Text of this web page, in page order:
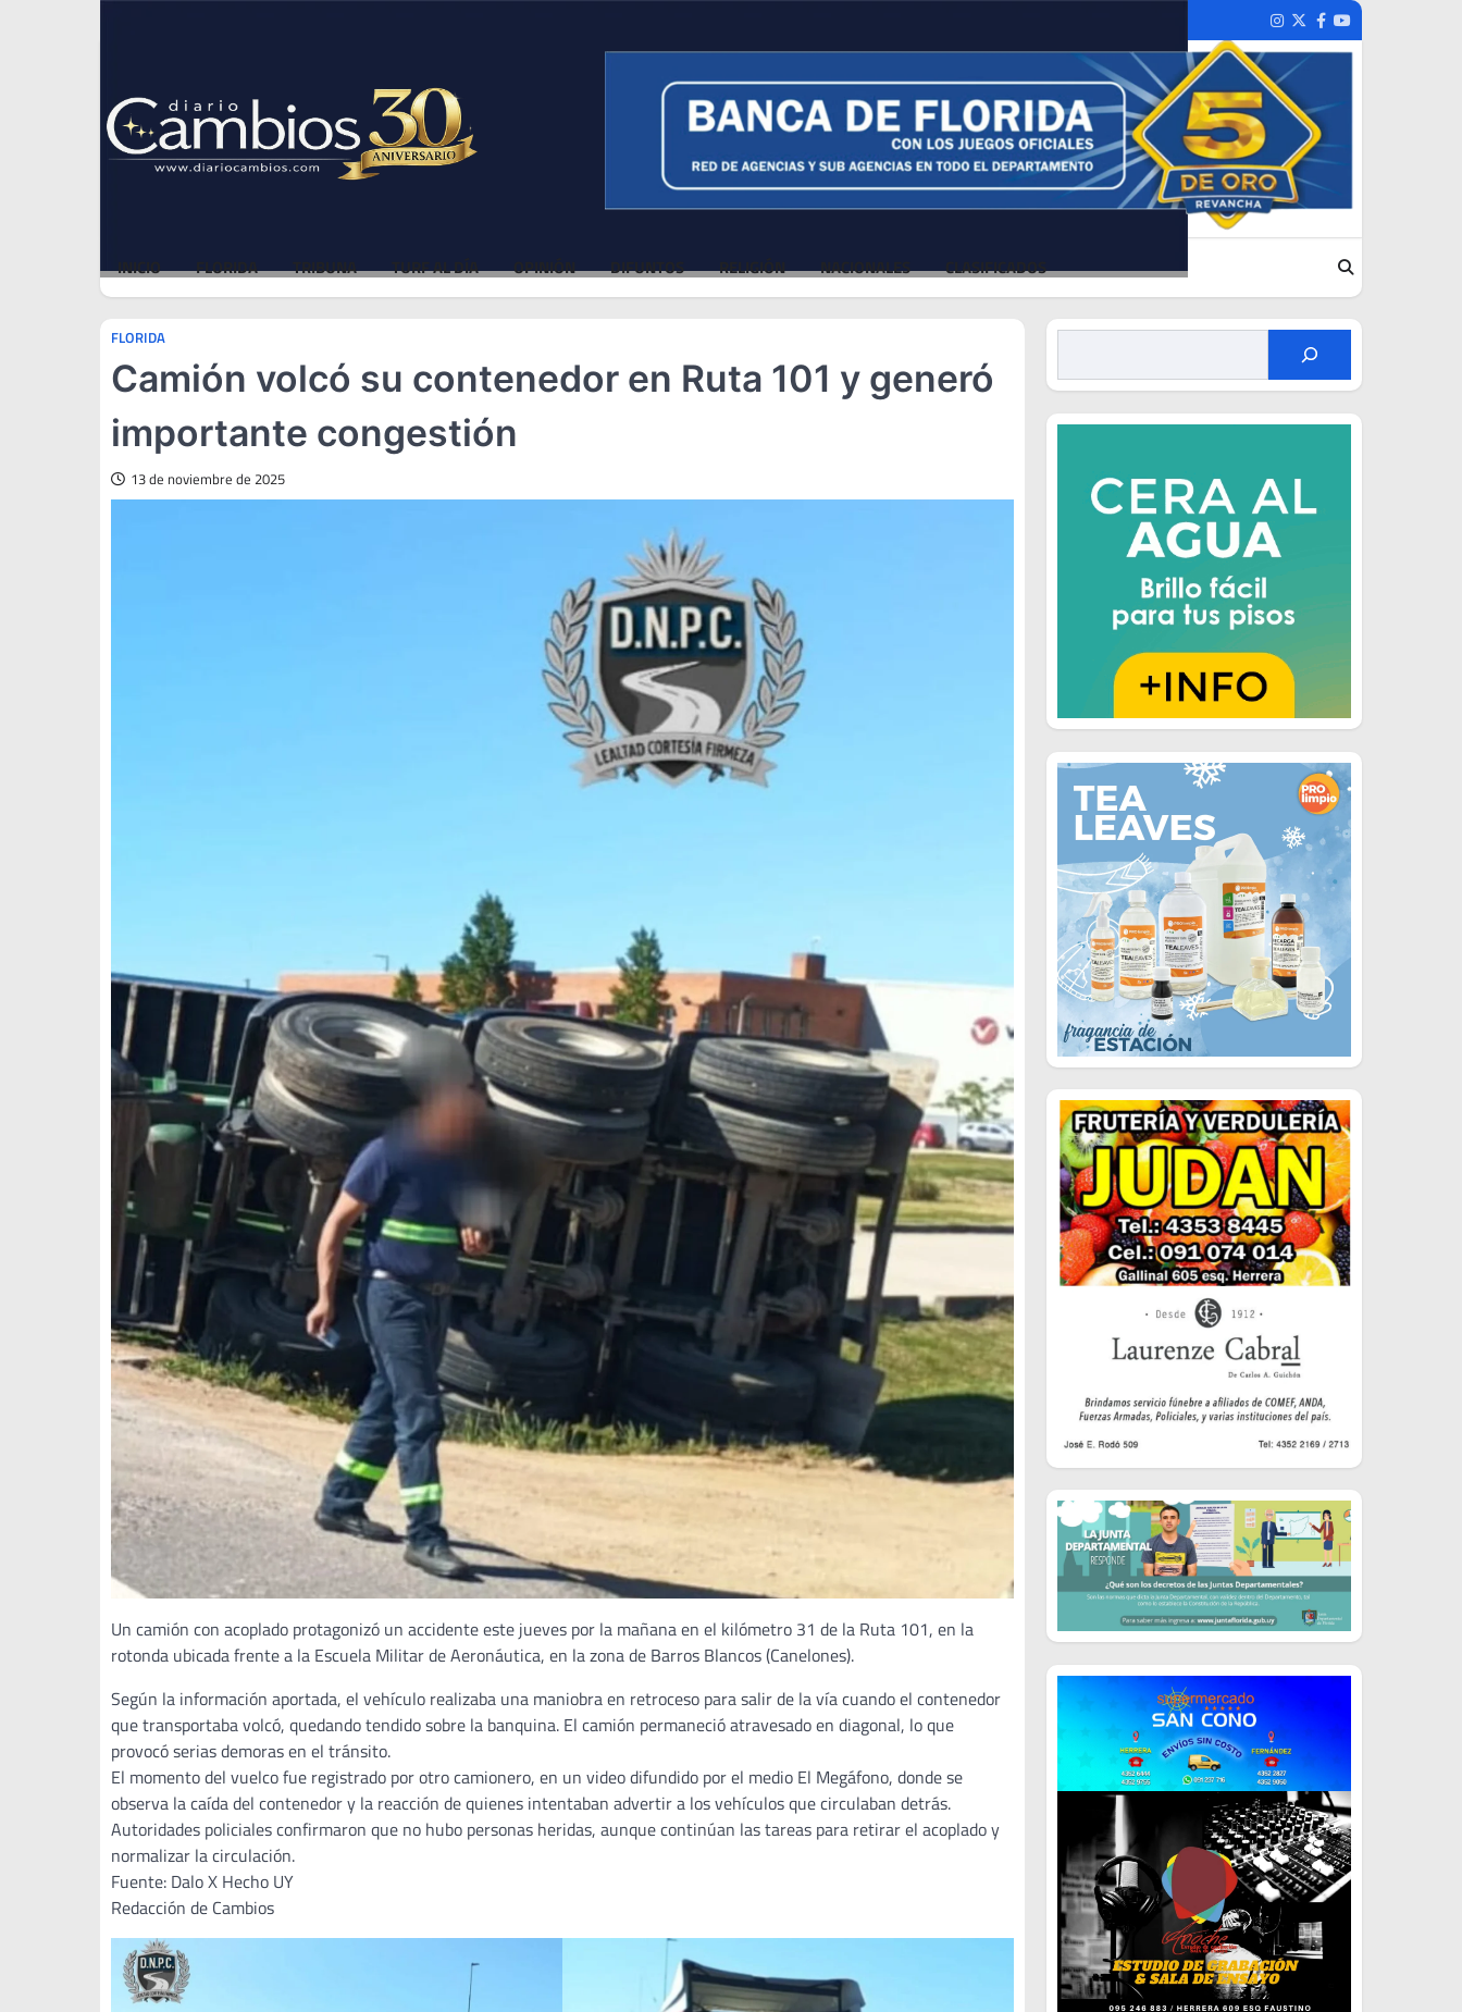
Instagram
TwitterFacebook
Youtube
INICIO FLORIDA TRIBUNA TURF AL DÍA OPINIÓN DIFUNTOS RELIGIÓN NACIONALES CLASIFICADOS
FLORIDA
Camión volcó su contenedor en Ruta 101 y generó
importante congestión
13 de noviembre de 2025
Un camión con acoplado protagonizó un accidente este jueves por la mañana en el kilómetro 31 de la Ruta 101, en la
rotonda ubicada frente a la Escuela Militar de Aeronáutica, en la zona de Barros Blancos (Canelones).
Según la información aportada, el vehículo realizaba una maniobra en retroceso para salir de la vía cuando el contenedor
que transportaba volcó, quedando tendido sobre la banquina. El camión permaneció atravesado en diagonal, lo que
provocó serias demoras en el tránsito.
El momento del vuelco fue registrado por otro camionero, en un video difundido por el medio El Megáfono, donde se
observa la caída del contenedor y la reacción de quienes intentaban advertir a los vehículos que circulaban detrás.
Autoridades policiales confirmaron que no hubo personas heridas, aunque continúan las tareas para retirar el acoplado y
normalizar la circulación.
Fuente: Dalo X Hecho UY
Redacción de Cambios